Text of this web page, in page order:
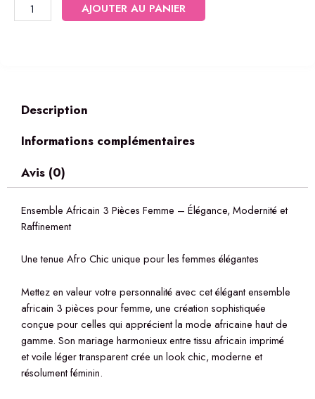
AJOUTER AU PANIER
Description
Informations complémentaires
Avis (0)
Ensemble Africain 3 Pièces Femme – Élégance, Modernité et
Raffinement
Une tenue Afro Chic unique pour les femmes élégantes
Mettez en valeur votre personnalité avec cet élégant ensemble
africain 3 pièces pour femme, une création sophistiquée
conçue pour celles qui apprécient la mode africaine haut de
gamme. Son mariage harmonieux entre tissu africain imprimé
et voile léger transparent crée un look chic, moderne et
résolument féminin.